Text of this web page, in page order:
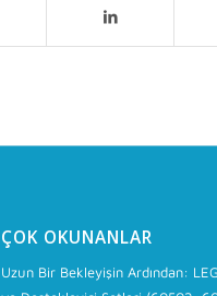
ÇOK OKUNANLAR
Uzun Bir Bekleyişin Ardından: